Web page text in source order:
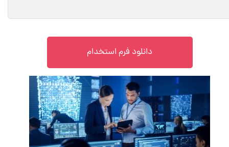
دانلود فرم استخدام